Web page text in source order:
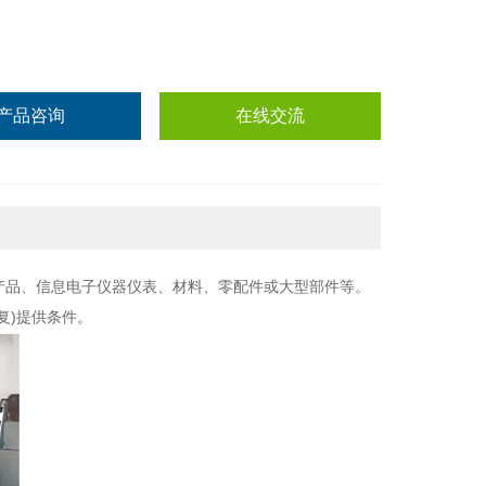
品咨询 在线交流
、信息电子仪器仪表、材料、零配件或大型部件等。
提供条件。